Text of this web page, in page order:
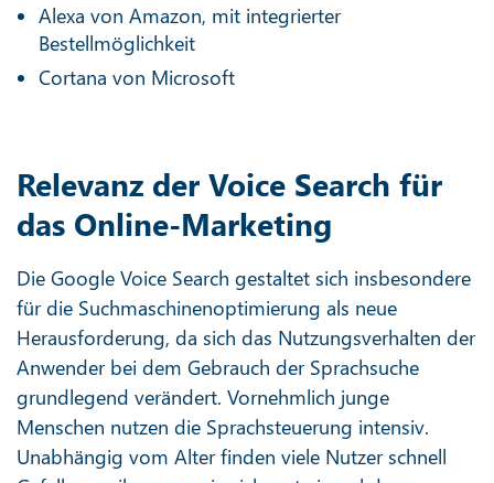
Alexa von Amazon, mit integrierter
Bestellmöglichkeit
Cortana von Microsoft
Relevanz der Voice Search für
das Online-Marketing
Die Google Voice Search gestaltet sich insbesondere
für die Suchmaschinenoptimierung als neue
Herausforderung, da sich das Nutzungsverhalten der
Anwender bei dem Gebrauch der Sprachsuche
grundlegend verändert. Vornehmlich junge
Menschen nutzen die Sprachsteuerung intensiv.
Unabhängig vom Alter finden viele Nutzer schnell